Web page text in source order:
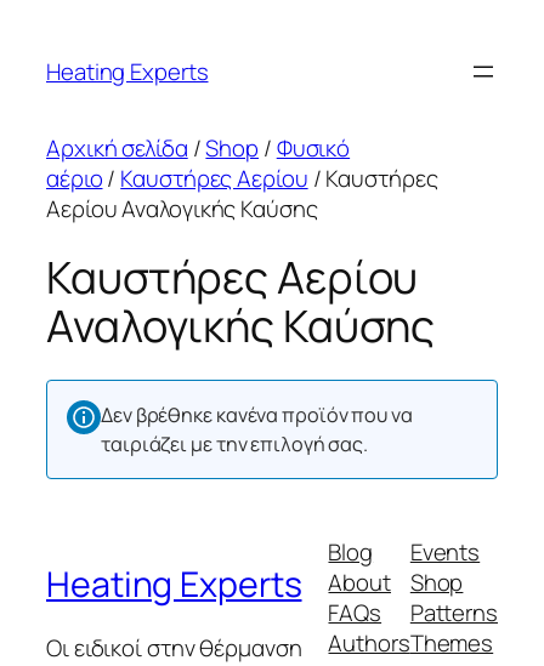
περιεχόμενο
Heating Experts
Αρχική σελίδα /Shop /Φυσικό
αέριο/ Καυστήρες Αερίου / Καυστήρες
Αερίου Αναλογικής Καύσης
Καυστήρες Αερίου
Αναλογικής Καύσης
Δεν βρέθηκε κανένα προϊόν που να
ταιριάζει με την επιλογή σας.
Heating Experts
Οι ειδικοί στην θέρμανση
Blog
About
FAQs
Authors
Events
Shop
Patterns
Themes